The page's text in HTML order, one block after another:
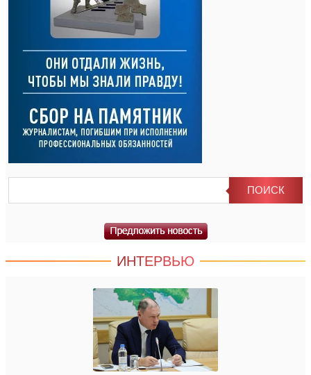
ИНТЕРВЬЮ